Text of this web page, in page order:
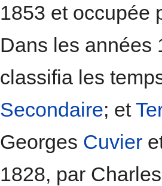
1853 et occupée
Dans les années
classifia les
Secondaire; et
Georges Cuvier
1828, par